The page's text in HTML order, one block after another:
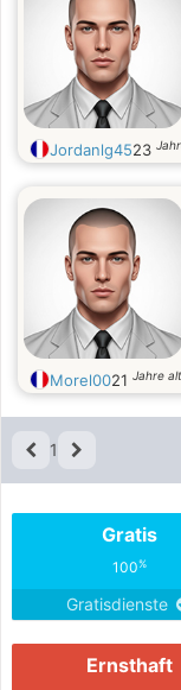
Jordanlg4523
Morel0021 Jahre alt
1
Gratis
100%
Gratisdienste
Ernsthaft